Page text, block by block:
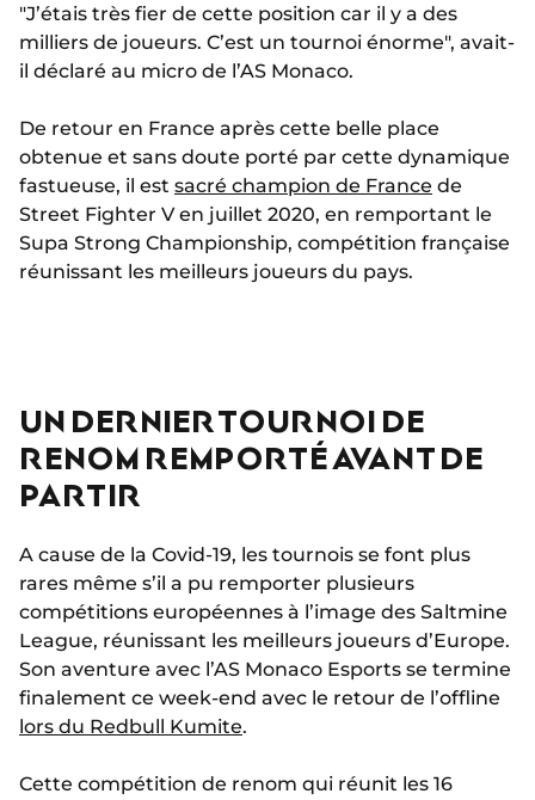
"J’étais très fier de cette position car il y a des
milliers de joueurs. C’est un tournoi énorme", avait-
il déclaré au micro de l’AS Monaco.
De retour en France après cette belle place
obtenue et sans doute porté par cette dynamique
fastueuse, il est sacré champion de France de
Street Fighter V en juillet 2020, en remportant le
Supa Strong Championship, compétition française
réunissant les meilleurs joueurs du pays.
UN DERNIER TOURNOI DE
RENOM REMPORTÉ AVANT DE
PARTIR
A cause de la Covid-19, les tournois se font plus
rares même s’il a pu remporter plusieurs
compétitions européennes à l’image des Saltmine
League, réunissant les meilleurs joueurs d’Europe.
Son aventure avec l’AS Monaco Esports se termine
finalement ce week-end avec le retour de l’offline
lors du Redbull Kumite.
Cette compétition de renom qui réunit les 16